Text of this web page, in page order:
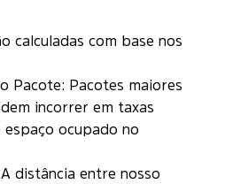
calculadas com base nos
Pacote: Pacotes maiores
incorrer em taxas
espaço ocupado no
distância entre nosso